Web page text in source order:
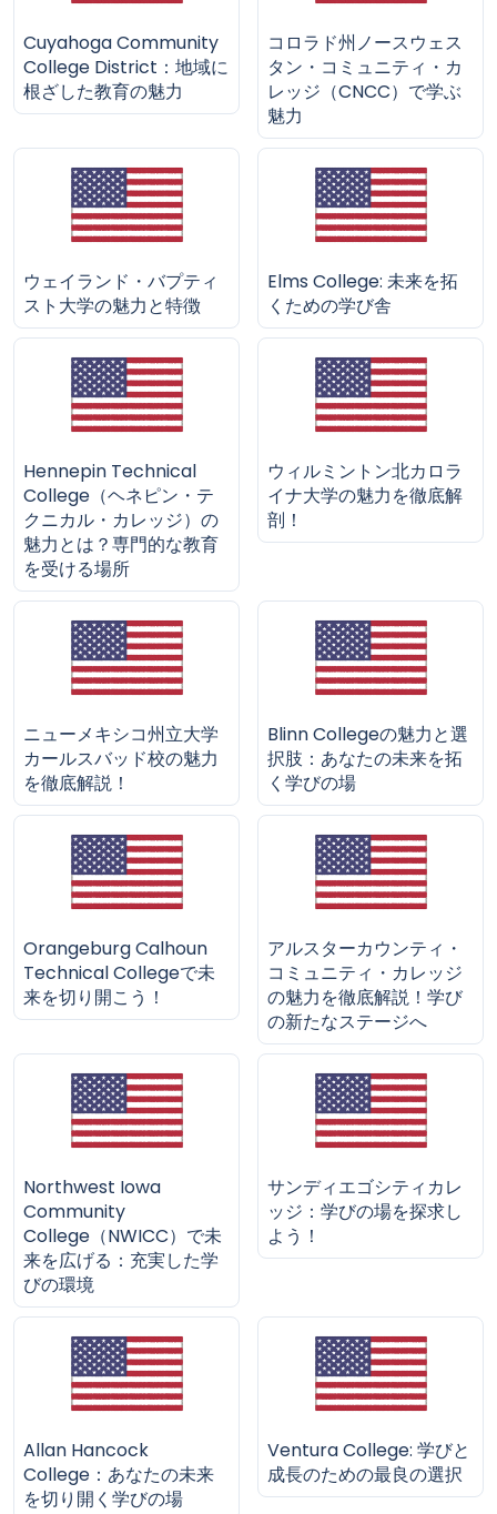
Cuyahoga Community
College District：地域に
根ざした教育の魅力
コロラド州ノースウェス
タン・コミュニティ・カ
レッジ（CNCC）で学ぶ
魅力
ウェイランド・バプティ
スト大学の魅力と特徴
Elms College: 未来を拓
くための学び舎
Hennepin Technical
College（ヘネピン・テ
クニカル・カレッジ）の
魅力とは？専門的な教育
を受ける場所
ウィルミントン北カロラ
イナ大学の魅力を徹底解
剖！
ニューメキシコ州立大学
カールスバッド校の魅力
を徹底解説！
Blinn Collegeの魅力と選
択肢：あなたの未来を拓
く学びの場
Orangeburg Calhoun
Technical Collegeで未
来を切り開こう！
アルスターカウンティ・
コミュニティ・カレッジ
の魅力を徹底解説！学び
の新たなステージへ
Northwest Iowa
Community
College（NWICC）で未
来を広げる：充実した学
びの環境
サンディエゴシティカレ
ッジ：学びの場を探求し
よう！
Allan Hancock
College：あなたの未来
を切り開く学びの場
Ventura College: 学びと
成長のための最良の選択